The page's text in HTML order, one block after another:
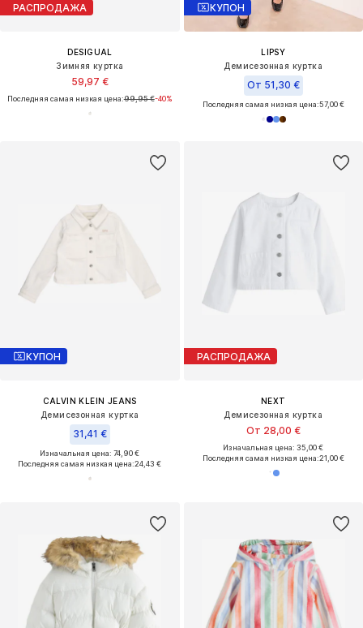
РАСПРОДАЖА
DESIGUAL
Зимняя куртка
59,97 €
Последняя самая низкая цена:99,95 €-40%
КУПОН
LIPSY
Демисезонная куртка
От 51,30 €
Последняя самая низкая цена:57,00 €
КУПОН
CALVIN KLEIN JEANS
Демисезонная куртка
31,41 €
Изначальная цена: 74,90 €
Последняя самая низкая цена:24,43 €
РАСПРОДАЖА
NEXT
Демисезонная куртка
От 28,00 €
Изначальная цена: 35,00 €
Последняя самая низкая цена:21,00 €